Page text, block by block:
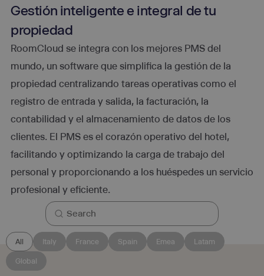
Gestión inteligente e integral de tu
propiedad
RoomCloud se integra con los mejores PMS del
mundo, un software que simplifica la gestión de la
propiedad centralizando tareas operativas como el
registro de entrada y salida, la facturación, la
contabilidad y el almacenamiento de datos de los
clientes. El PMS es el corazón operativo del hotel,
facilitando y optimizando la carga de trabajo del
personal y proporcionando a los huéspedes un servicio
profesional y eficiente.
All Italy France Spain Emea Latam
Global